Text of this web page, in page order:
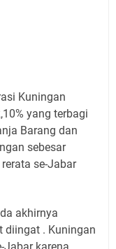
Kuningan
yang terbagi
Barang dan
sebesar
se-Jabar
akhirnya
diingat . Kuningan
Jabar karena